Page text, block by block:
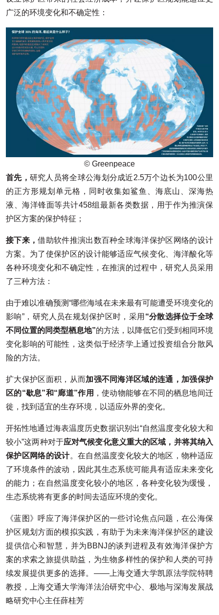
广泛的环境变化和不确定性：
© Greenpeace
首先， 研究人员将全球公海划分成近2.5万个边长为100公里
的正方形规划单元格，同时收集如鲨鱼、海底山、深海热
液、海洋锋面等共计458组最新各类数据，用于作为推演保
护区方案的保护特征；
接下来，借助软件推演出数百种全球海洋保护区网络的设计
方案。为了使保护区的设计能够适应气候变化、海洋酸化等
各种环境变化和不确定性，在推演的过程中，研究人员采用
了三种方法：
由于难以准确预测“哪些海域在未来最有可能遭受环境变化的
影响”，研究人员在规划保护区时，采用 “分散选择位于全球
不同位置的同类型栖息地”的方法，以降低它们受到相同环境
变化影响的可能性，这类似于经济学上通过投资组合分散风
险的方法。
扩大保护区面积，从而加强不同海洋区域的连通，加强保护
区的“歇息”和“廊道”作用 ，使动物能够在不同的栖息地间迁
徙，找到适宜的生存环境，以适应外界的变化。
开拓性地通过海表温度历史数据识别出“自然温度变化较大和
较小”这两种对于应对气候变化意义重大的区域，并将其纳入
保护区网络的设计。在自然温度变化较大的地区，物种适应
了环境条件的波动，因此其生态系统可能具有适应未来变化
的能力；在自然温度变化较小的地区，各种变化较为缓慢，
生态系统将有更多的时间去适应环境的变化。
《蓝图》呼应了海洋保护区的一些讨论焦点问题，在公海保
护区规划方面的模拟实践，有助于为未来海洋保护区的建设
提供信心和智慧，并为BBNJ的谈判进程及有效海洋保护方
案的求索之旅提供助益，为生物多样性的保护和人类的可持
续发展提供更多的选择。——上海交通大学凯原法学院特聘
教授，上海交通大学海洋法治研究中心、极地与深海发展战
略研究中心主任薛桂芳